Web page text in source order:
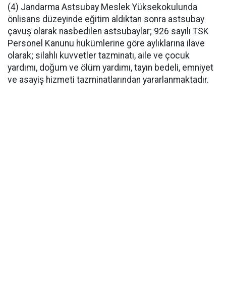
(4) Jandarma Astsubay Meslek Yüksekokulunda
önlisans düzeyinde eğitim aldıktan sonra astsubay
çavuş olarak nasbedilen astsubaylar; 926 sayılı TSK
Personel Kanunu hükümlerine göre aylıklarına ilave
olarak; silahlı kuvvetler tazminatı, aile ve çocuk
yardımı, doğum ve ölüm yardımı, tayın bedeli, emniyet
ve asayiş hizmeti tazminatlarından yararlanmaktadır.